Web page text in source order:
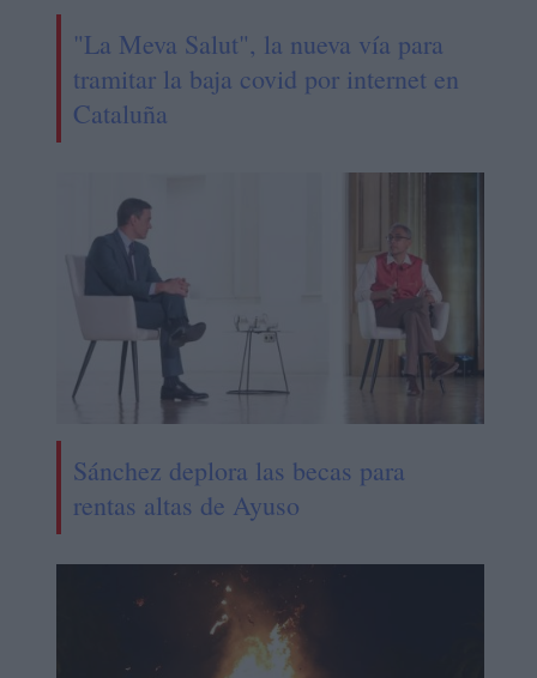
"La Meva Salut", la nueva vía para
tramitar la baja covid por internet en
Cataluña
Sánchez deplora las becas para
rentas altas de Ayuso